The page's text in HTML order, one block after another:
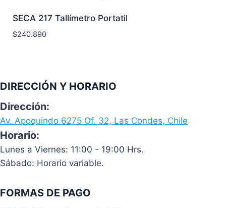
SECA 217 Tallímetro Portatil
$240.890
DIRECCIÓN Y HORARIO
Dirección:
Av. Apoquindo 6275 Of. 32, Las Condes, Chile
Horario:
Lunes a Viernes: 11:00 - 19:00 Hrs.
Sábado: Horario variable.
FORMAS DE PAGO